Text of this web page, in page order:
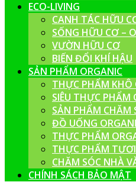
ECO-LIVING
CANH TÁC HỮU
SỐNG HỮU CƠ –
VƯỜN HỮU CƠ
BIẾN ĐỔI KHÍ HẬU
SẢN PHẨM ORGANIC
THỰC PHẨM KHÔ
SIÊU THỰC PHẨM
SẢN PHẨM CHĂM
ĐỒ UỐNG
THỰC PHẨM
THỰC PHẨM
CHĂM SÓC NHÀ
CHÍNH SÁCH BẢO MẬT